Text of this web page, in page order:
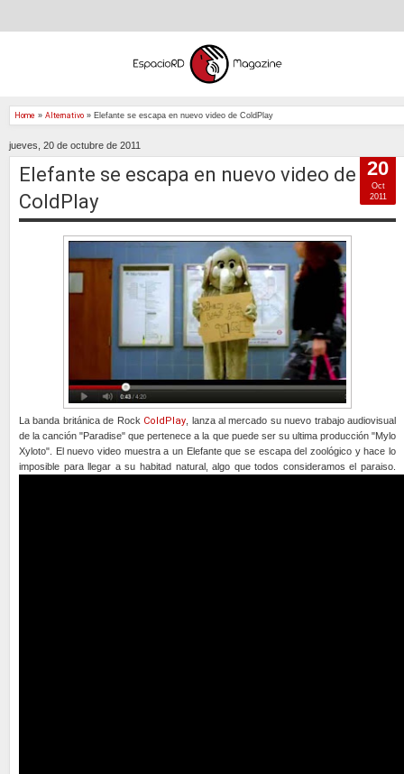
Home » Alternativo » Elefante se escapa en nuevo video de ColdPlay
jueves, 20 de octubre de 2011
Elefante se escapa en nuevo video de
ColdPlay
La banda británica de RockColdPlay , lanza al mercado su nuevo trabajo audiovisual
de la canción "Paradise" que pertenece a la que puede ser su ultima producción "Mylo
Xyloto". El nuevo video muestra a un Elefante que se escapa del zoológico y hace lo
imposible para llegar a su habitad natural, algo que todos consideramos el paraiso.
20
Oct
2011